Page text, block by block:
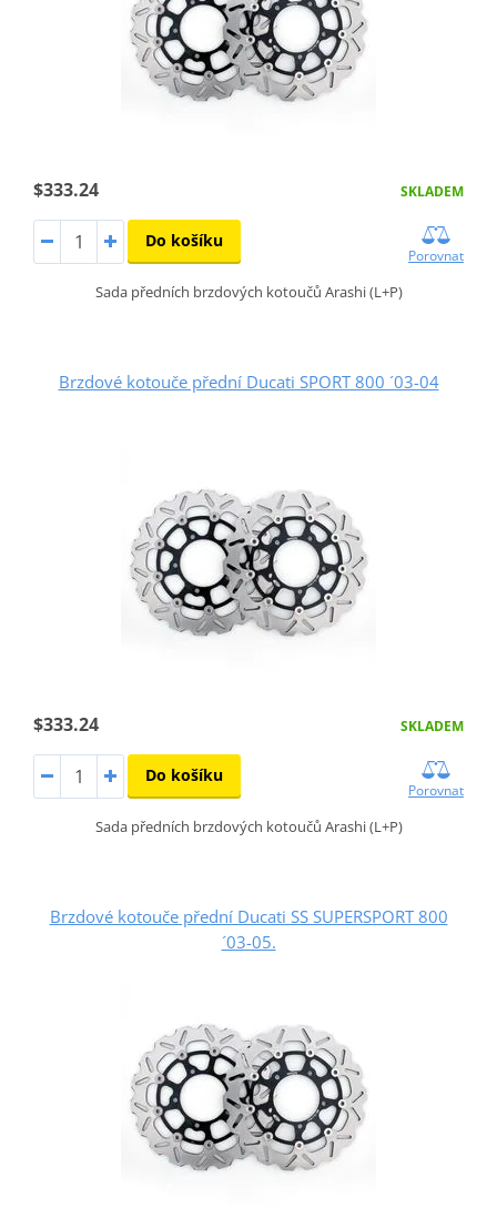
$333.24 SKLADEM
Do košíku
Porovnat
Sada předních brzdových kotoučů Arashi (L+P)
Brzdové kotouče přední Ducati SPORT 800 ´03-04
$333.24 SKLADEM
Do košíku
Porovnat
Sada předních brzdových kotoučů Arashi (L+P)
Brzdové kotouče přední Ducati SS SUPERSPORT 800
´03-05.